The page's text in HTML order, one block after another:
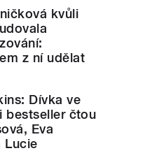
kvůli
z ní udělat
Dívka ve
bestseller čtou
Eva
Lucie